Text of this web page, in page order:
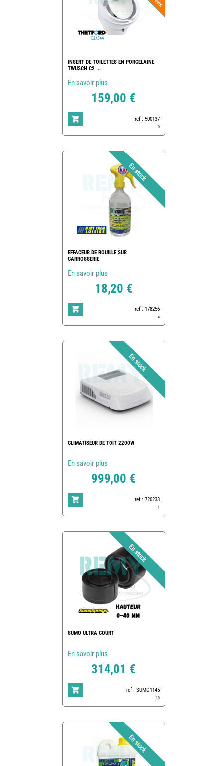
INSERT DE TOILETTES EN PORCELAINE
TWUSCH C2 ...
En savoir plus
159,00 €
ref : 500137
0
EFFACEUR DE ROUILLE SUR
CARROSSERIE
En savoir plus
18,20 €
ref : 178256
4
CLIMATISEUR DE TOIT 2200W
En savoir plus
999,00 €
ref : 720233
1
SUMO ULTRA COURT
En savoir plus
314,01 €
ref : SUMO1145
10